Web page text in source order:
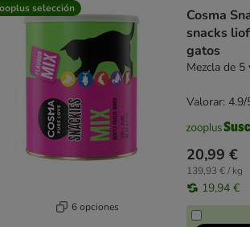
selección
6 opciones
Cosma
snacks
gatos
Mezcla de 5
20,99 €
139,93 € / kg
19,94 €
Valorar: 4.9/